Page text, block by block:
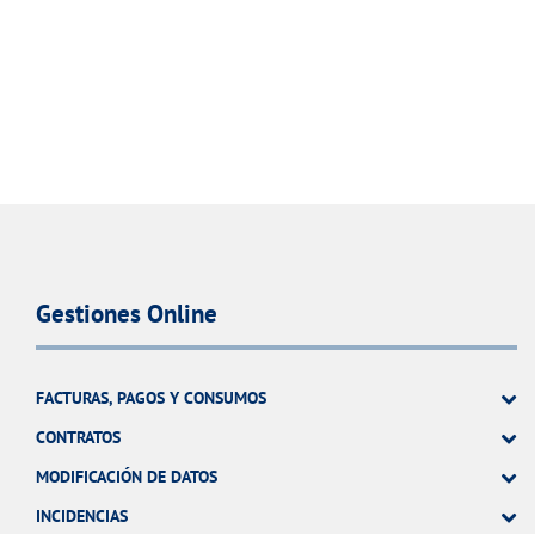
Gestiones Online
FACTURAS, PAGOS Y CONSUMOS
CONTRATOS
MODIFICACIÓN DE DATOS
INCIDENCIAS